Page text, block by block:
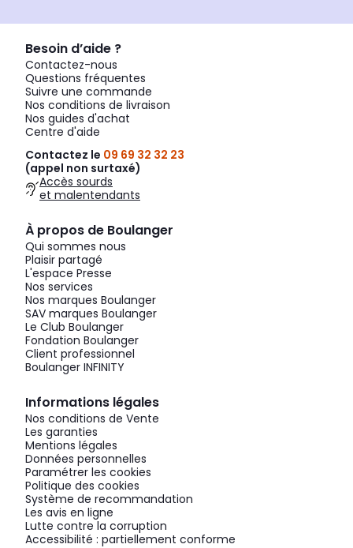
Besoin d’aide ?
Contactez-nous
Questions fréquentes
Suivre une commande
Nos conditions de livraison
Nos guides d'achat
Centre d'aide
Contactez le 09 69 32 32 23
(appel non surtaxé)
Accès sourds
et malentendants
À propos de Boulanger
Qui sommes nous
Plaisir partagé
L'espace Presse
Nos services
Nos marques Boulanger
SAV marques Boulanger
Le Club Boulanger
Fondation Boulanger
Client professionnel
Boulanger INFINITY
Informations légales
Nos conditions de Vente
Les garanties
Mentions légales
Données personnelles
Paramétrer les cookies
Politique des cookies
Système de recommandation
Les avis en ligne
Lutte contre la corruption
Accessibilité : partiellement conforme